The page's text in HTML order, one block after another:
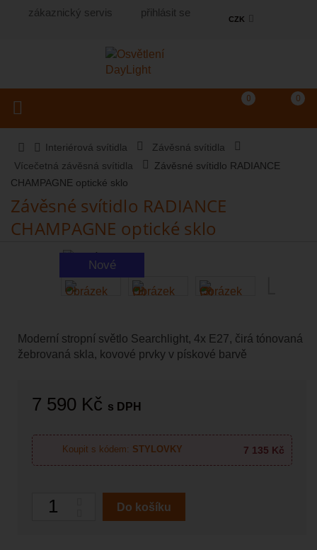
zákaznický servis přihlásit se
CZK
Košík 0
(prázdný)
0
Porovnání produktů
Toggle navigation
Interiérová svítidla
Závěsná svítidla
Vícečetná závěsná svítidla
Závěsné svítidlo RADIANCE
CHAMPAGNE optické sklo
Závěsné svítidlo RADIANCE
CHAMPAGNE optické sklo
Nové
Moderní stropní světlo Searchlight, 4x E27, čirá tónovaná
žebrovaná skla, kovové prvky v pískové barvě
7 590 Kč s DPH
Koupit s kódem: STYLOVKY 7 135 Kč
Počet
Do košíku